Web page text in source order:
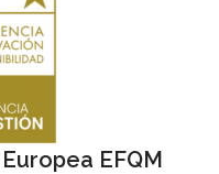
EFQM